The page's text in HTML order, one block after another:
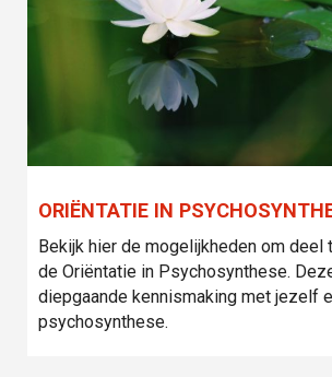
ORIËNTATIE IN
Bekijk hier de mogelijkheden om deel
de Oriëntatie in Psychosynthese.
diepgaande kennismaking met jezelf
psychosynthese.